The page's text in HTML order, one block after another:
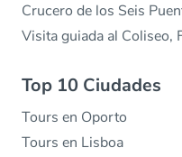
Crucero de los Seis
Visita guiada al Coliseo,
Top 10 Ciudades
Tours en Oporto
Tours en Lisboa